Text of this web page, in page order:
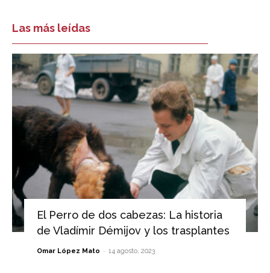
Las más leídas
El Perro de dos cabezas: La historia
de Vladímir Démijov y los trasplantes
Omar López Mato - 14 agosto, 2023